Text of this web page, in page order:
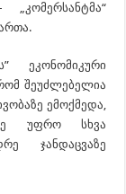
ეკონომიკური
შეუძლებელია
ემოქმედა,
უფრო სხვა
ჯანდაცვაზე